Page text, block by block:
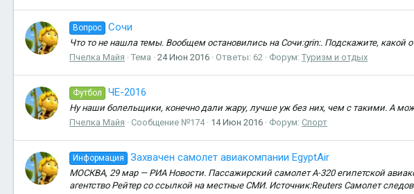
Вопрос Сочи
Что то не нашла темы. Вообщем остановились на Сочи:grin:. Подскажите, какой
Пчелка Майя
Тема 24 Июн 2016 Ответы: 62 Форум: Туризм и отдых
Футбол ЧЕ-2016
Ну наши болельщики, конечно дали жару, лучше уж без них, чем с такими. А
Пчелка Майя
Сообщение №174 14 Июн 2016 Форум: Спорт
Информация Захвачен самолет авиакомпании EgyptAir
МОСКВА, 29 мар — РИА Новости. Пассажирский самолет A-320 египетской
агентство Рейтер со ссылкой на местные СМИ. Источник:Reuters Самолет